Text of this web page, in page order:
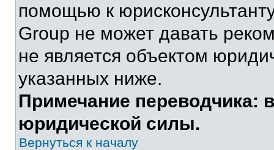
помощью к
Group не может давать
не является объектом
указанных ниже.
Примечание переводчика:
юридической силы.
Вернуться к началу